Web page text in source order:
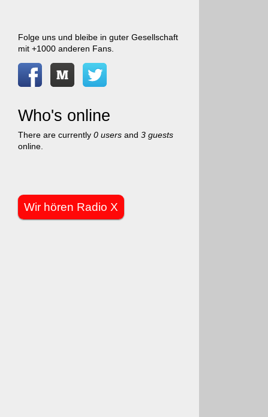
Folge uns und bleibe in guter Gesellschaft
mit +1000 anderen Fans.
Who's online
There are currently 0 usersand 3 guests
online.
Wir hören Radio X